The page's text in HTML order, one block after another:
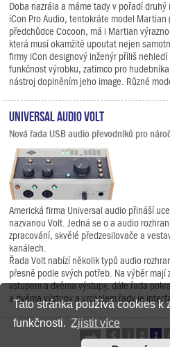
Tato stránka používá cookies k
funkčnosti. Zjistit více
Doba nazrála a máme tady v pořadí
iCon Pro Audio, tentokráte model
předchůdce Cocoon, má i Martian
která musí okamžitě upoutat nejen
firmy iCon designový inženýr příliš
funkčnost výrobku, zatímco pro
nástroj doplněním jeho image. Různé
Universal Audio Volt
Nová řada USB audio převodníků pro
Americká firma Universal audio přináší
nazvanou Volt. Jedná se o a audio
zpracování, skvělé předzesilovače a
kanálech.
Řada Volt nabízí několik typů audio
přesně podle svých potřeb. Na výběr
vstupem a dvěma výstupy, dále řada
a dvěma výstupy a vrcholem řady je
Stránka Předchozí
2 3 4